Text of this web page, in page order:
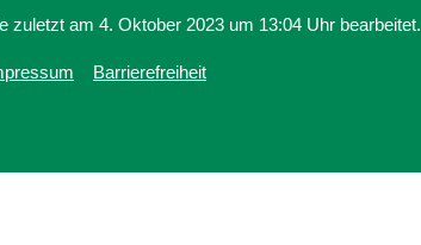
zuletzt am 4. Oktober 2023 um 13:04 Uhr bearbeitet.
Barrierefreiheit